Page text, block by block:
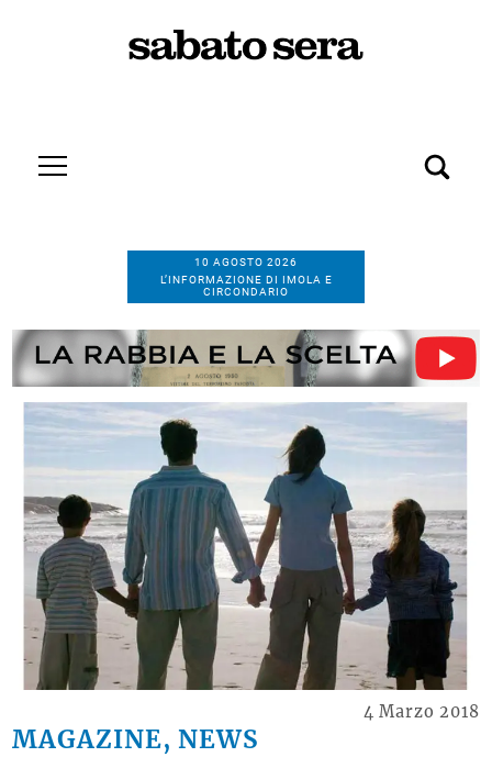
10 AGOSTO 2026
L’INFORMAZIONE DI IMOLA E
CIRCONDARIO
MAGAZINE, NEWS
4 Marzo 2018